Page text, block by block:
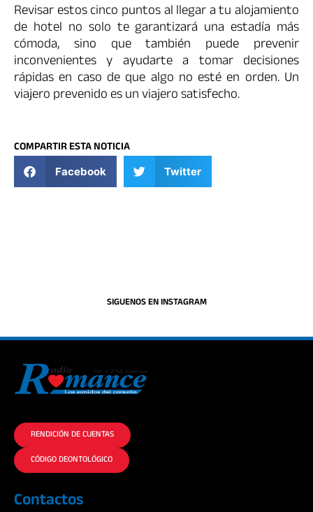
Revisar estos cinco puntos al llegar a tu alojamiento
de hotel no solo te garantizará una estadía más
cómoda, sino que también puede prevenir
inconvenientes y ayudarte a tomar decisiones
rápidas en caso de que algo no esté en orden. Un
viajero prevenido es un viajero satisfecho.
COMPARTIR ESTA NOTICIA
Facebook Twitter
SIGUENOS EN INSTAGRAM
RENDICIÓN DE CUENTAS
CÓDIGO DEONTOLÓGICO
Contactos